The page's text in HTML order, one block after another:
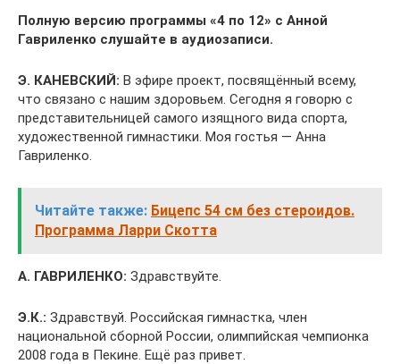
Полную версию программы «4 по 12» с Анной
Гавриленко слушайте в аудиозаписи.
Э. КАНЕВСКИЙ: В эфире проект, посвящённый всему,
что связано с нашим здоровьем. Сегодня я говорю с
представительницей самого изящного вида спорта,
художественной гимнастики. Моя гостья — Анна
Гавриленко.
Читайте также: Бицепс 54 см без стероидов.
Программа Ларри Скотта
А. ГАВРИЛЕНКО: Здравствуйте.
Э.К.: Здравствуй. Российская гимнастка, член
национальной сборной России, олимпийская чемпионка
2008 года в Пекине. Ещё раз привет.